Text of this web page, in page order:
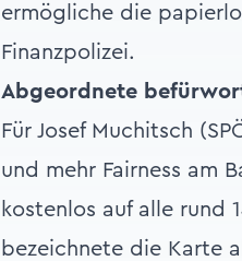
ermögliche die
Finanzpolizei.
Abgeordnete
Für Josef Muchitsch
und mehr Fairness am
kostenlos auf alle rund
bezeichnete die Karte